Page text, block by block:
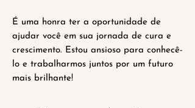
É uma honra ter a oportunidade de
ajudar você em sua jornada de cura e
crescimento. Estou ansioso para conhecê-
lo e trabalharmos juntos por um futuro
mais brilhante!